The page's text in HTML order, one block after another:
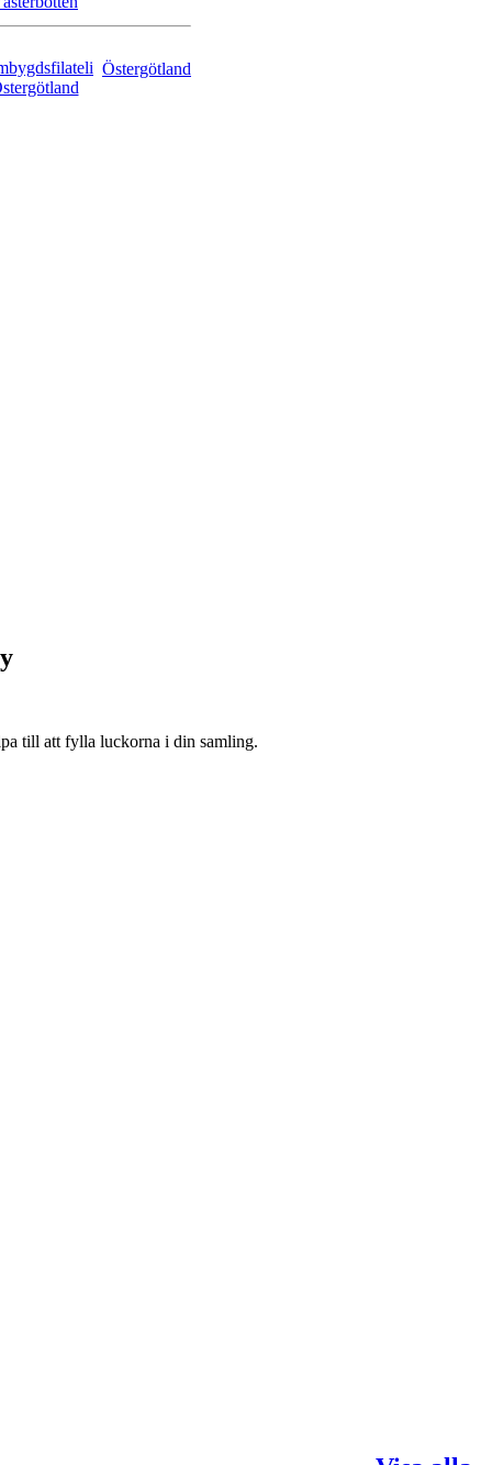
Östergötland
till att fylla luckorna i din samling.